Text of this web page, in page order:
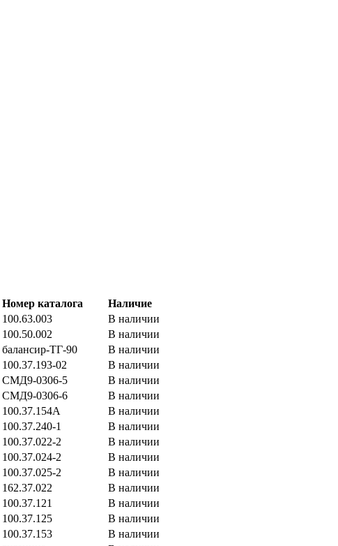
Номер каталога
Наличие
100.63.003
В наличии
100.50.002
В наличии
балансир-ТГ-90
В наличии
100.37.193-02
В наличии
СМД9-0306-5
В наличии
СМД9-0306-6
В наличии
100.37.154А
В наличии
100.37.240-1
В наличии
100.37.022-2
В наличии
100.37.024-2
В наличии
100.37.025-2
В наличии
162.37.022
В наличии
100.37.121
В наличии
100.37.125
В наличии
100.37.153
В наличии